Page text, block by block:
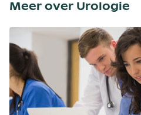
Meer over Urologie